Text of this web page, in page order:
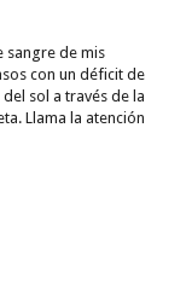
sangre de mis
con un déficit de
sol a través de la
Llama la atención